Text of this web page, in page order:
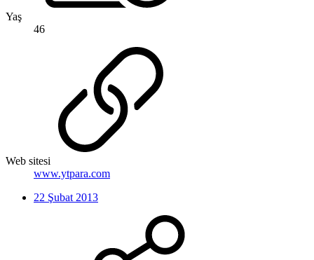
Yaş
46
Web sitesi
www.ytpara.com
22 Şubat 2013